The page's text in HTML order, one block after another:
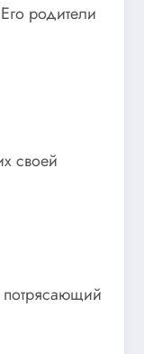
родители
своей
потрясающий